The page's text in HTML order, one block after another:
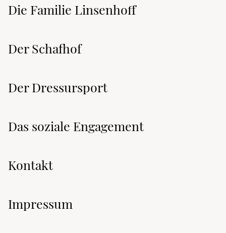
Die Familie Linsenhoff
Der Schafhof
Der Dressursport
Das soziale Engagement
Kontakt
Impressum